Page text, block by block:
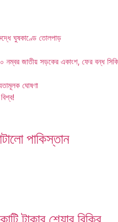
ঘুষকাণ্ডে তোলপাড়
নম্বর জাতীয় সড়কের একাংশ, ফের বন্ধ
ঘোষণা
পাকিস্তান